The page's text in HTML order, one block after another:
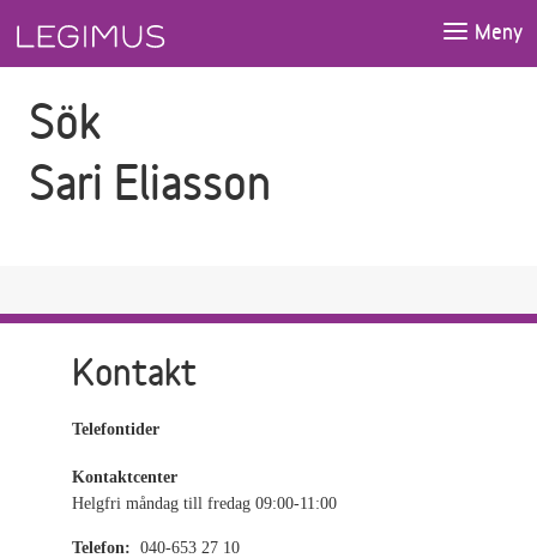
Meny
Sök
Sari Eliasson
Kontakt
Telefontider
Kontaktcenter
Helgfri måndag till fredag 09:00-11:00
Telefon: 040-653 27 10